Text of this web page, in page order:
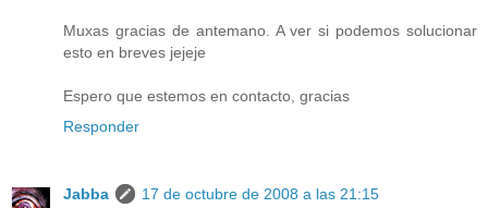
Muxas gracias de antemano. A ver si podemos solucionar
esto en breves jejeje
Espero que estemos en contacto, gracias
Responder
Jabba
17 de octubre de 2008 a las 21:15